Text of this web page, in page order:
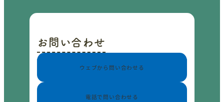
お問い合わせ
ウェブから問い合わせる
電話で問い合わせる